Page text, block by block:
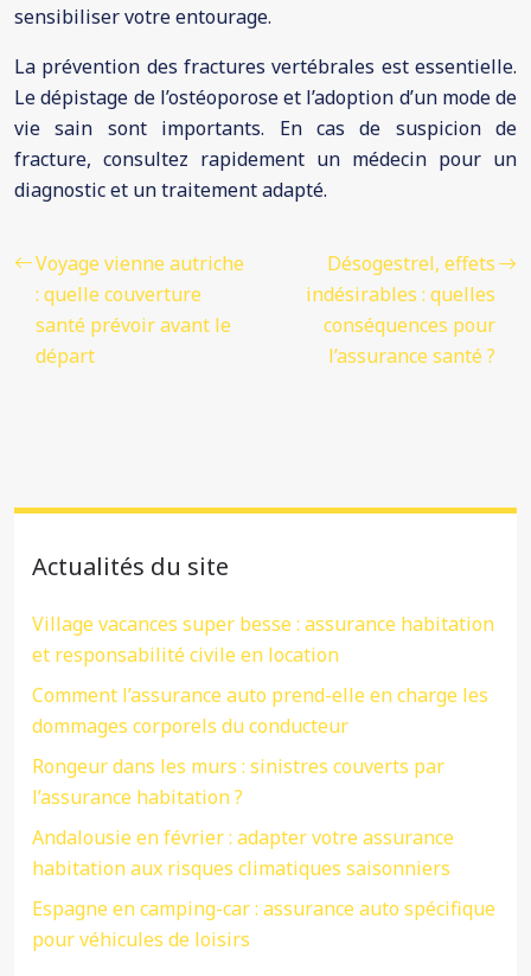
sensibiliser votre entourage.
La prévention des fractures vertébrales est essentielle.
Le dépistage de l’ostéoporose et l’adoption d’un mode de
vie sain sont importants. En cas de suspicion de
fracture, consultez rapidement un médecin pour un
diagnostic et un traitement adapté.
Voyage vienne autriche
: quelle couverture
santé prévoir avant le
départ
Désogestrel, effets
indésirables : quelles
conséquences pour
l’assurance santé ?
Actualités du site
Village vacances super besse : assurance habitation
et responsabilité civile en location
Comment l’assurance auto prend-elle en charge les
dommages corporels du conducteur
Rongeur dans les murs : sinistres couverts par
l’assurance habitation ?
Andalousie en février : adapter votre assurance
habitation aux risques climatiques saisonniers
Espagne en camping-car : assurance auto spécifique
pour véhicules de loisirs